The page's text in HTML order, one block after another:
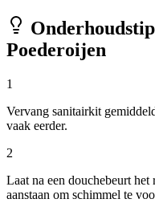
Poederoijen
1
Vervang sanitairkit
vaak eerder.
2
Laat na een douchebeurt
aanstaan om schimmel te